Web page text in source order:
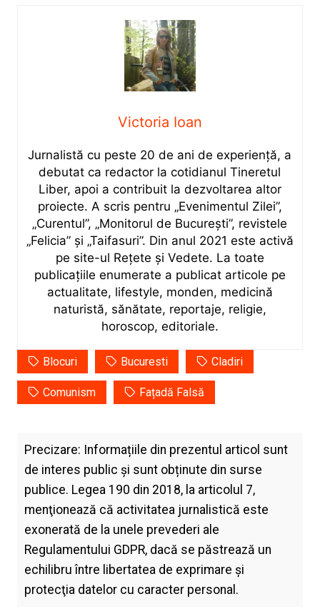
Victoria Ioan
Jurnalistă cu peste 20 de ani de experiență, a
debutat ca redactor la cotidianul Tineretul
Liber, apoi a contribuit la dezvoltarea altor
proiecte. A scris pentru „Evenimentul Zilei”,
„Curentul”, „Monitorul de București”, revistele
„Felicia” și „Taifasuri”. Din anul 2021 este activă
pe site-ul Rețete și Vedete. La toate
publicațiile enumerate a publicat articole pe
actualitate, lifestyle, monden, medicină
naturistă, sănătate, reportaje, religie,
horoscop, editoriale.
Blocuri Bucuresti Cladiri
Comunism Fațadă Falsă
Precizare: Informațiile din prezentul articol sunt
de interes public și sunt obținute din surse
publice. Legea 190 din 2018, la articolul 7,
menţionează că activitatea jurnalistică este
exonerată de la unele prevederi ale
Regulamentului GDPR, dacă se păstrează un
echilibru între libertatea de exprimare şi
protecţia datelor cu caracter personal.